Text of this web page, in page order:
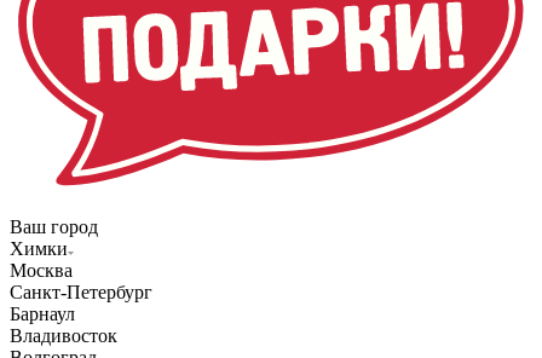
Ваш город
Химки
Москва
Санкт-Петербург
Барнаул
Владивосток